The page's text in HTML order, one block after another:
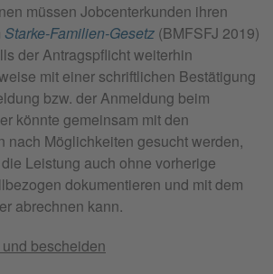
müssen Jobcenterkunden ihren
Starke-Familien-Gesetz (BMFSFJ 2019)
der Antragspflicht weiterhin
mit einer schriftlichen Bestätigung
bzw. der Anmeldung beim
könnte gemeinsam mit den
nach Möglichkeiten gesucht werden,
Leistung auch ohne vorherige
dokumentieren und mit dem
abrechnen kann.
bescheiden